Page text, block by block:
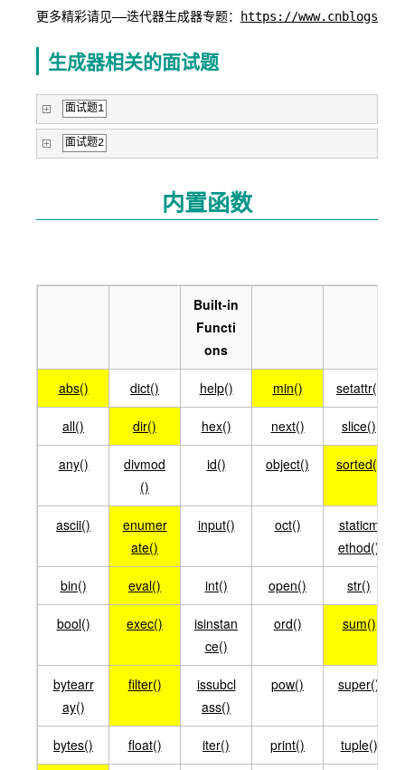
更多精彩请见——迭代器生成器专题： https://
生成器相关的面试题
面试题1
面试题2
内置函数
Built-in
Functi
ons
abs() dict() help() min() setattr()
all() dir() hex() next() slice()
any()
divmod
()
id() object() sorted()
ascii()
enumer
ate()
input() oct()
staticm
ethod()
bin() eval() int() open() str()
bool() exec()
isinstan
ce()
ord() sum()
bytearr
ay()
filter()
issubcl
ass()
pow() super()
bytes() float() iter() print() tuple()